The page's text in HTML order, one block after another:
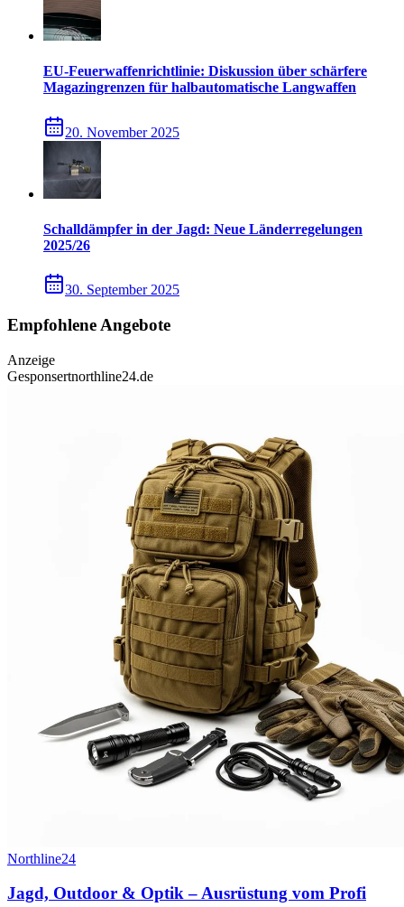
EU-Feuerwaffenrichtlinie: Diskussion über schärfere
Magazingrenzen für halbautomatische Langwaffen
20. November 2025
Schalldämpfer in der Jagd: Neue Länderregelungen
2025/26
30. September 2025
Empfohlene Angebote
Anzeige
Gesponsertnorthline24.de
Northline24
Jagd, Outdoor & Optik – Ausrüstung vom Profi